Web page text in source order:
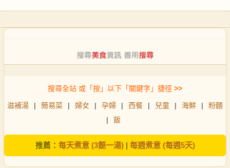
搜尋全站 或「按」以下「關鍵字」捷徑 >>
滋補湯 | 簡易菜 | 婦女 | 孕婦 | 西餐 | 兒童 | 海鮮 |
粉麵
|
飯
推薦： 每天煮意 (3餸一湯)| 每週煮意 (每週5天)